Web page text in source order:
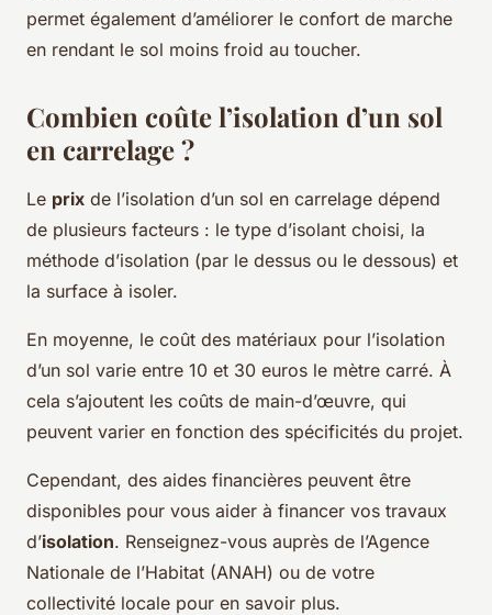
permet également d’améliorer le confort de marche
en rendant le sol moins froid au toucher.
Combien coûte l’isolation d’un sol
en carrelage ?
Le prix de l’isolation d’un sol en carrelage dépend
de plusieurs facteurs : le type d’isolant choisi, la
méthode d’isolation (par le dessus ou le dessous) et
la surface à isoler.
En moyenne, le coût des matériaux pour l’isolation
d’un sol varie entre 10 et 30 euros le mètre carré. À
cela s’ajoutent les coûts de main-d’œuvre, qui
peuvent varier en fonction des spécificités du projet.
Cependant, des aides financières peuvent être
disponibles pour vous aider à financer vos travaux
d’isolation. Renseignez-vous auprès de l’Agence
Nationale de l’Habitat (ANAH) ou de votre
collectivité locale pour en savoir plus.